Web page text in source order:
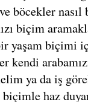
böcekler nasıl
biçim
yaşam biçimi
kendi
ya da iş
haz